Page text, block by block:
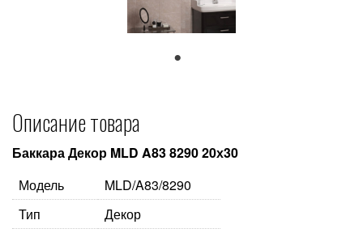
Описание товара
Баккара Декор MLD A83 8290 20х30
Модель
MLD/A83/8290
Тип
Декор